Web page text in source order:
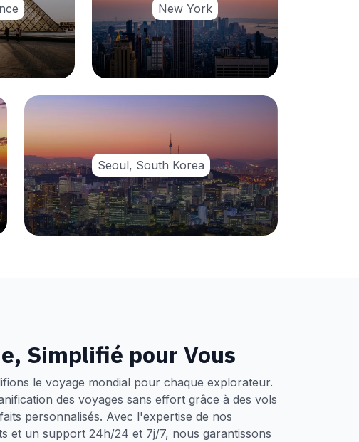
New York
Seoul, South Korea
Simplifié pour Vous
le voyage mondial pour chaque explorateur.
des voyages sans effort grâce à des vols
personnalisés. Avec l'expertise de nos
et un support 24h/24 et 7j/7, nous garantissons